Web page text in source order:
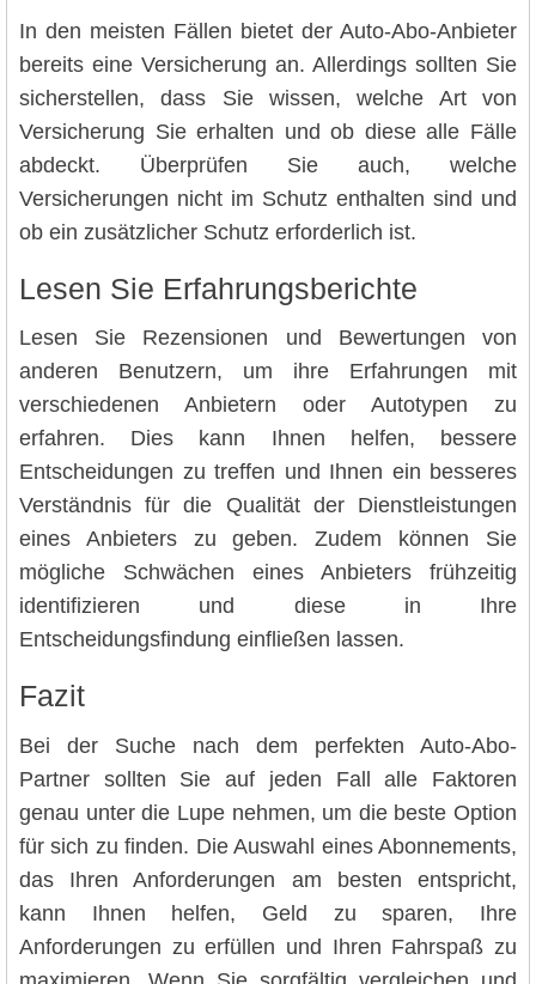
In den meisten Fällen bietet der Auto-Abo-Anbieter
bereits eine Versicherung an. Allerdings sollten Sie
sicherstellen, dass Sie wissen, welche Art von
Versicherung Sie erhalten und ob diese alle Fälle
abdeckt. Überprüfen Sie auch, welche
Versicherungen nicht im Schutz enthalten sind und
ob ein zusätzlicher Schutz erforderlich ist.
Lesen Sie Erfahrungsberichte
Lesen Sie Rezensionen und Bewertungen von
anderen Benutzern, um ihre Erfahrungen mit
verschiedenen Anbietern oder Autotypen zu
erfahren. Dies kann Ihnen helfen, bessere
Entscheidungen zu treffen und Ihnen ein besseres
Verständnis für die Qualität der Dienstleistungen
eines Anbieters zu geben. Zudem können Sie
mögliche Schwächen eines Anbieters frühzeitig
identifizieren und diese in Ihre
Entscheidungsfindung einfließen lassen.
Fazit
Bei der Suche nach dem perfekten Auto-Abo-
Partner sollten Sie auf jeden Fall alle Faktoren
genau unter die Lupe nehmen, um die beste Option
für sich zu finden. Die Auswahl eines Abonnements,
das Ihren Anforderungen am besten entspricht,
kann Ihnen helfen, Geld zu sparen, Ihre
Anforderungen zu erfüllen und Ihren Fahrspaß zu